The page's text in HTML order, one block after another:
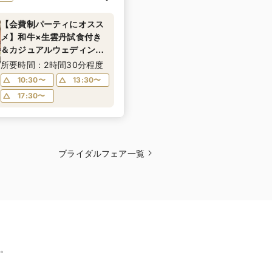
【会費制パーティにオスス
メ】和牛×生雲丹試食付き
＆カジュアルウェディング
の作り方ご相談フェア
所要時間：2時間30分程度
10:30〜
13:30〜
17:30〜
ブライダルフェア一覧